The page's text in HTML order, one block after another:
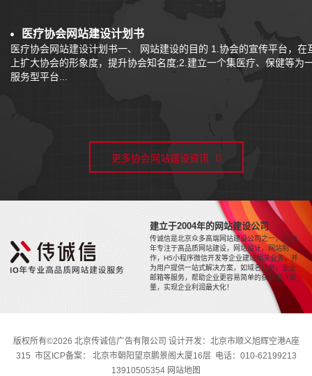
医疗协会网站建设计划书
医疗协会网站建设计划书一、 网站建设的目的 1.协会的宣传平台，在
上扩大协会的形象度，提升协会知名度;2.建立一个集医疗、保健等为
服务型平台...
更多协会网站建设资讯
建立于2004年的网站建设公司
传诚信是北京众多高端网站建设公司之一，近20
年专注于高品质网站建设，网站设计，网站制
作，H5小程序微信开发等企业建站相关业务，并
为用户提供一站式解决方案，如域名注册，企业
邮箱等服务，帮助企业更容易简单的获取用户流
量，实现企业利润最大化！
版权所有©2026 北京传诚信广告有限公司 设计开发：北京市顺义旭辉空港A座
315 市区ICP备案： 北京市朝阳望京鹏景阁大厦16层 电话：010-62199213
13910505354 网站地图